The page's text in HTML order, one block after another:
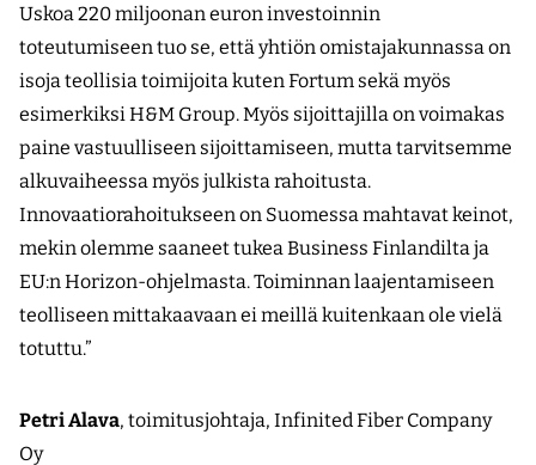
Uskoa 220 miljoonan euron investoinnin
toteutumiseen tuo se, että yhtiön omistajakunnassa on
isoja teollisia toimijoita kuten Fortum sekä myös
esimerkiksi H&M Group. Myös sijoittajilla on voimakas
paine vastuulliseen sijoittamiseen, mutta tarvitsemme
alkuvaiheessa myös julkista rahoitusta.
Innovaatiorahoitukseen on Suomessa mahtavat keinot,
mekin olemme saaneet tukea Business Finlandilta ja
EU:n Horizon-ohjelmasta. Toiminnan laajentamiseen
teolliseen mittakaavaan ei meillä kuitenkaan ole vielä
totuttu.”
Petri Alava, toimitusjohtaja, Infinited Fiber Company
Oy